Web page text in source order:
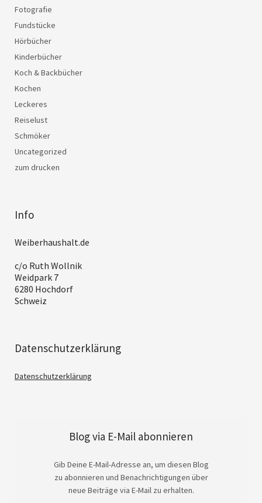
Fotografie
Fundstücke
Hörbücher
Kinderbücher
Koch & Backbücher
Kochen
Leckeres
Reiselust
Schmöker
Uncategorized
zum drucken
Info
Weiberhaushalt.de
c/o Ruth Wollnik
Weidpark 7
6280 Hochdorf
Schweiz
Datenschutzerklärung
Datenschutzerklärung
Blog via E-Mail abonnieren
Gib Deine E-Mail-Adresse an, um diesen Blog
zu abonnieren und Benachrichtigungen über
neue Beiträge via E-Mail zu erhalten.